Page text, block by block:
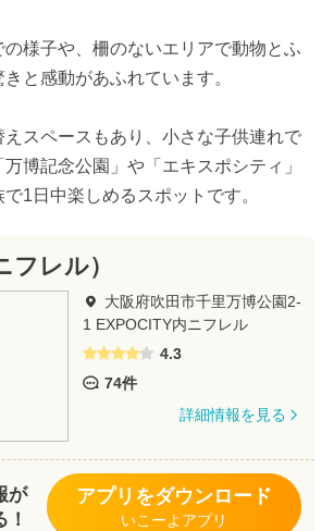
様子や、柵のないエリアで動物とふ
と感動があふれています。
スペースもあり、小さな子供連れで
博記念公園」や「エキスポシティ」
1日中楽しめるスポットです。
フレル）
大阪府吹田市千里万博公園2-
1 EXPOCITY内ニフレル
4.3
74件
詳細情報を見る
が
アプリをダウンロード
いこーよアプリ